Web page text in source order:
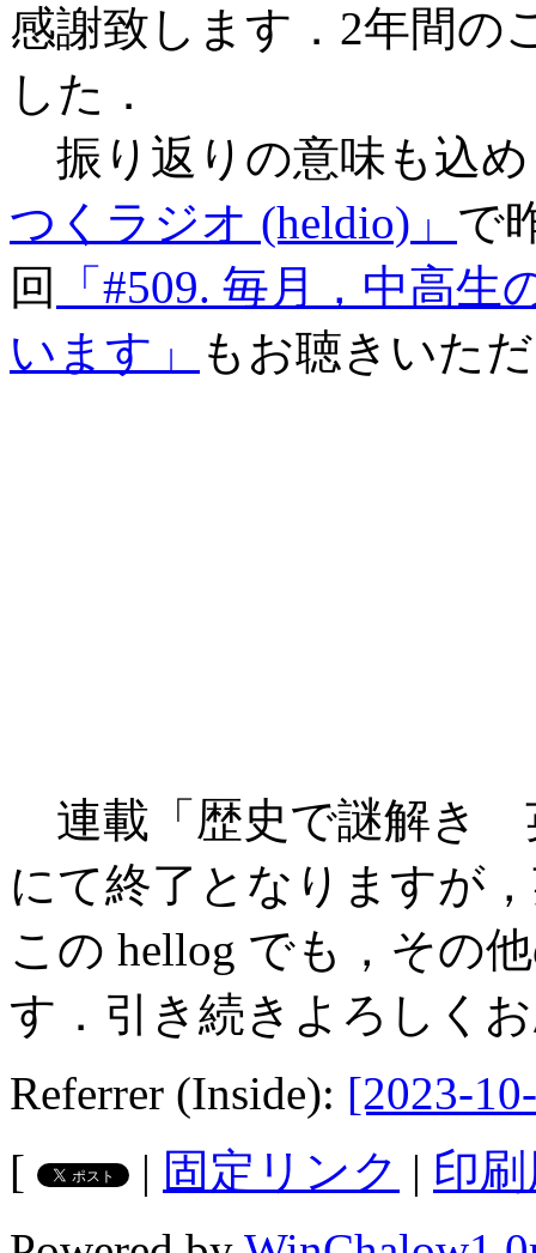
感謝致します．2年間の
した．
振り返りの意味も込
つくラジオ (heldio)」 で
回
「#509. 毎月，中高
います」
もお聴きいた
連載「歴史で謎解き
にて終了となりますが
この hellog でも，その
す．引き続きよろしく
Referrer (Inside): [2023-
[
| 固定リンク | 印